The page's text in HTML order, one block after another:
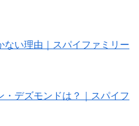
い理由｜スパイファミリー
・デズモンドは？｜スパイフ